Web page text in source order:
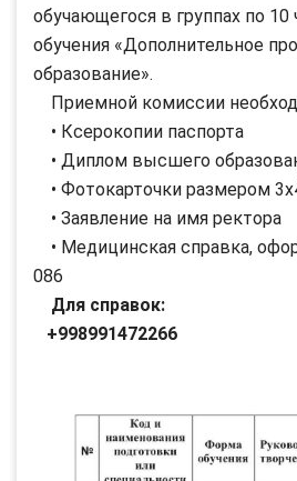
обучающегося в группах по
обучения «Дополнительное
образование».
Приемной комиссии
• Ксерокопии паспорта
• Диплом высшего
• Фотокарточки размером
• Заявление на имя ректора
• Медицинская справка,
086
Для справок:
+998991472266